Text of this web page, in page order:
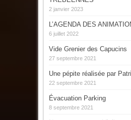
2 janvier 2023
L’AGENDA DES
6 juillet 2022
Vide Grenier des Capucins
27 septembre 2021
Une pépite réalisée par
22 septembre 2021
Évacuation Parking
8 septembre 2021